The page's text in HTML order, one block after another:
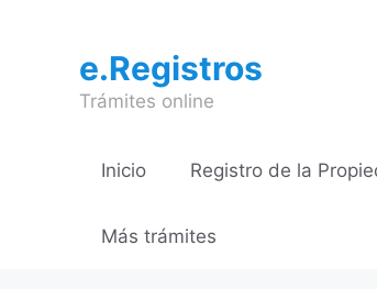
contenidoe.Registros
Trámites online
Inicio Registro de la
Más trámites